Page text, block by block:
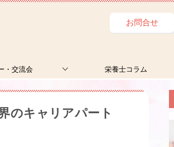
お問合せ
・交流会 栄養士コラム
のキャリアパート